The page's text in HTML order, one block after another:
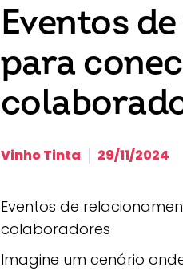
Eventos
para
Vinho Tinta 29/11/2024
Eventos de
colaboradores
Imagine um cenário